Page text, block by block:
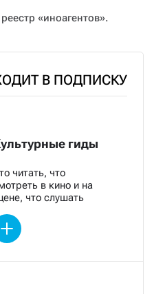
«иноагентов».
В ПОДПИСКУ
гиды
читать, что
в кино и на
что слушать